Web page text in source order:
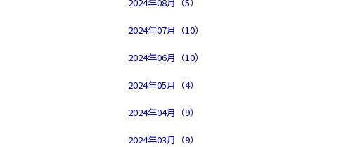
2024年07月（10）
2024年06月（10）
2024年05月（4）
2024年04月（9）
2024年03月（9）